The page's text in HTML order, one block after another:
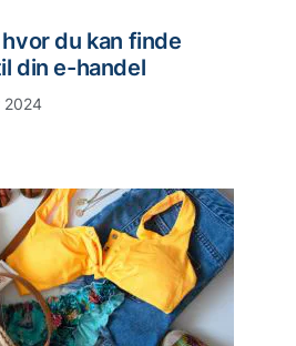
du kan finde
din e-handel
2024